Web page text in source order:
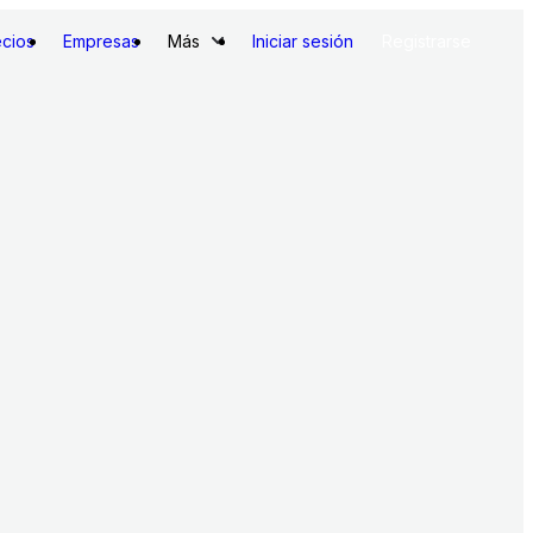
Empresas Más Iniciar sesión